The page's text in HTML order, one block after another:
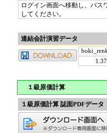
ログイン画面へ移動し、パス
してください。
連結会計演習データ
１級原価計算
１級原価計算 誌面PDFデータ